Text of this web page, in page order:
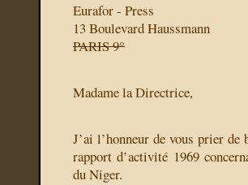
Eurafor - Press
13 Boulevard Haussmann
PARIS 9°
Madame la Directrice,
J’ai l’honneur de vous prier
rapport d’activité 1969
du Niger.